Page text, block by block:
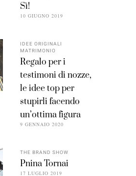
Sì!
10 GIUGNO 2019
IDEE ORIGINALI
MATRIMONIO
Regalo per i
testimoni di nozze,
le idee top per
stupirli facendo
un’ottima figura
9 GENNAIO 2020
THE BRAND SHOW
Pnina Tornai
17 LUGLIO 2019